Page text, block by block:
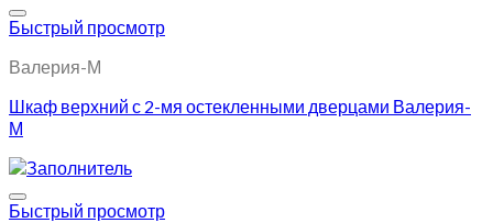
Быстрый просмотр
Валерия-М
Шкаф верхний с 2-мя остекленными дверцами Валерия-
М
Быстрый просмотр